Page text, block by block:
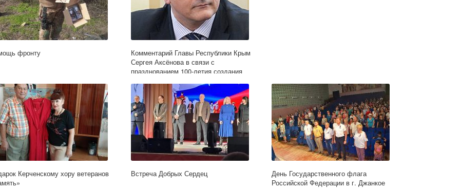
фронту
Комментарий Главы Республики Крым
Сергея Аксёнова в связи с
празднованием 100-летия создания
Керченскому хору ветеранов
Встреча Добрых Сердец
День Государственного флага
Российской Федерации в г. Джанкое